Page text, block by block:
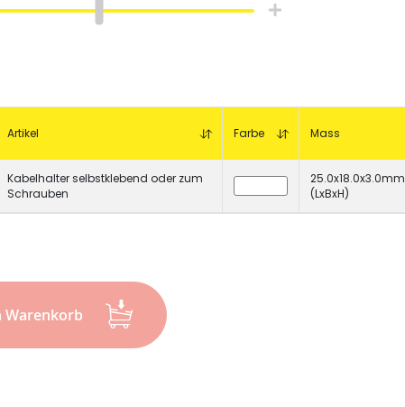
(2:1)
CHF 0.00
Details
Artikel Farbe Mass
Kabelhalter selbstklebend oder zum
Schrauben
25.0x18.0x3.0mm
(LxBxH)
Warenkorb